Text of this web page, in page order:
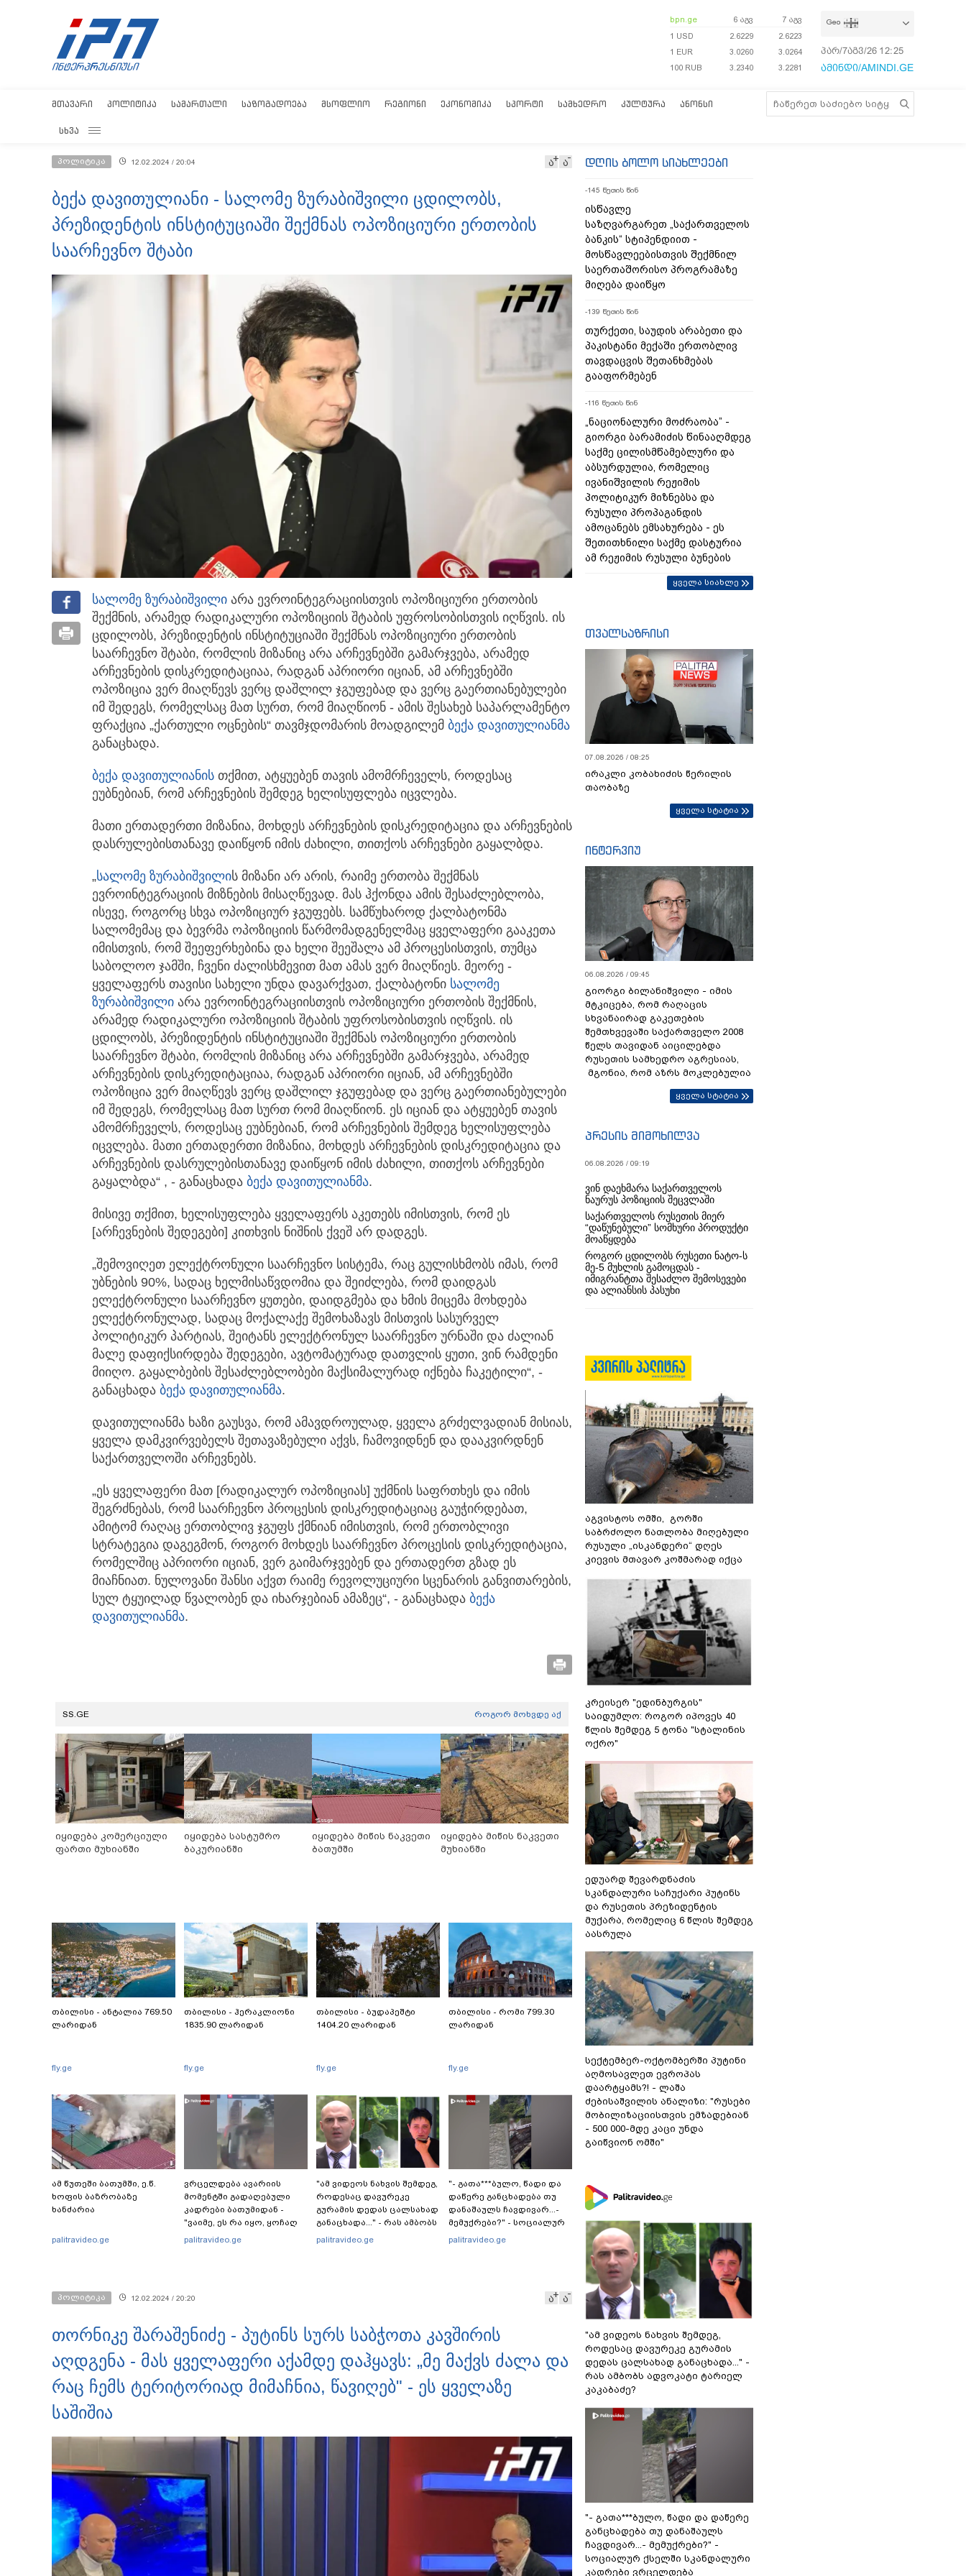
bpn.ge 6 აგვ
7 აგვ
1 USD
2.6229
2.6223
1 EUR
3.0260
3.0264
100 RUB
3.2340 3.2281
Geo
პარ/7აგვ/26 12:25:01
ამინდი/AMINDI.GE
ᲛᲗᲐᲕᲐᲠᲘ ᲞᲝᲚᲘᲢᲘᲙᲐ ᲡᲐᲛᲐᲠᲗᲐᲚᲘ ᲡᲐᲖᲝᲒᲐᲓᲝᲔᲑᲐ ᲛᲡᲝᲤᲚᲘᲝ ᲠᲔᲒᲘᲝᲜᲘ ᲔᲙᲝᲜᲝᲛᲘᲙᲐ ᲡᲞᲝᲠᲢᲘ ᲡᲐᲛᲮᲔᲓᲠᲝ ᲙᲣᲚᲢᲣᲠᲐ ᲐᲜᲝᲜᲡᲘ
ᲡᲮᲕᲐ
პოლიტიკა 12.02.2024 / 20:04 ა ა
ბექა დავითულიანი - სალომე ზურაბიშვილი ცდილობს,
პრეზიდენტის ინსტიტუციაში შექმნას ოპოზიციური ერთობის
საარჩევნო შტაბი
სალომე ზურაბიშვილი არა ევროინტეგრაციისთვის ოპოზიციური ერთობის
შექმნის, არამედ რადიკალური ოპოზიციის შტაბის უფროსობისთვის იღწვის. ის
ცდილობს, პრეზიდენტის ინსტიტუციაში შექმნას ოპოზიციური ერთობის
საარჩევნო შტაბი, რომლის მიზანიც არა არჩევნებში გამარჯვება, არამედ
არჩევნების დისკრედიტაციაა, რადგან აპრიორი იციან, ამ არჩევნებში
ოპოზიცია ვერ მიაღწევს ვერც დაშლილ ჯგუფებად და ვერც გაერთიანებულები
იმ შედეგს, რომელსაც მათ სურთ, რომ მიაღწიონ - ამის შესახებ საპარლამენტო
ფრაქცია „ქართული ოცნების“ თავმჯდომარის მოადგილემ ბექა დავითულიანმა
განაცხადა.
ბექა დავითულიანის თქმით, ატყუებენ თავის ამომრჩეველს, როდესაც
ეუბნებიან, რომ არჩევნების შემდეგ ხელისუფლება იცვლება.
მათი ერთადერთი მიზანია, მოხდეს არჩევნების დისკრედიტაცია და არჩევნების
დასრულებისთანავე დაიწყონ იმის ძახილი, თითქოს არჩევნები გაყალბდა.
„სალომე ზურაბიშვილის მიზანი არ არის, რაიმე ერთობა შექმნას
ევროინტეგრაციის მიზნების მისაღწევად. მას ჰქონდა ამის შესაძლებლობა,
ისევე, როგორც სხვა ოპოზიციურ ჯგუფებს. სამწუხაროდ ქალბატონმა
სალომემაც და ბევრმა ოპოზიციის წარმომადგენელმაც ყველაფერი გააკეთა
იმისთვის, რომ შეეფერხებინა და ხელი შეეშალა ამ პროცესისთვის, თუმცა
საბოლოო ჯამში, ჩვენი ძალისხმევით მათ ამას ვერ მიაღწიეს. მეორე -
ყველაფერს თავისი სახელი უნდა დავარქვათ, ქალბატონი სალომე
ზურაბიშვილი არა ევროინტეგრაციისთვის ოპოზიციური ერთობის შექმნის,
არამედ რადიკალური ოპოზიციის შტაბის უფროსობისთვის იღწვის. ის
ცდილობს, პრეზიდენტის ინსტიტუციაში შექმნას ოპოზიციური ერთობის
საარჩევნო შტაბი, რომლის მიზანიც არა არჩევნებში გამარჯვება, არამედ
არჩევნების დისკრედიტაციაა, რადგან აპრიორი იციან, ამ არჩევნებში
ოპოზიცია ვერ მიაღწევს ვერც დაშლილ ჯგუფებად და ვერც გაერთიანებულები
იმ შედეგს, რომელსაც მათ სურთ რომ მიაღწიონ. ეს იციან და ატყუებენ თავის
ამომრჩეველს, როდესაც ეუბნებიან, რომ არჩევნების შემდეგ ხელისუფლება
იცვლება. მათი ერთადერთი მიზანია, მოხდეს არჩევნების დისკრედიტაცია და
არჩევნების დასრულებისთანავე დაიწყონ იმის ძახილი, თითქოს არჩევნები
გაყალბდა“ , - განაცხადა ბექა დავითულიანმა.
მისივე თქმით, ხელისუფლება ყველაფერს აკეთებს იმისთვის, რომ ეს
[არჩევნების შედეგები] კითხვის ნიშნის ქვეშ არ დადგეს.
„შემოვიღეთ ელექტრონული საარჩევნო სისტემა, რაც გულისხმობს იმას, რომ
უბნების 90%, სადაც ხელმისაწვდომია და შეიძლება, რომ დაიდგას
ელექტრონული საარჩევნო ყუთები, დაიდგმება და ხმის მიცემა მოხდება
ელექტრონულად, სადაც მოქალაქე შემოხაზავს მისთვის სასურველ
პოლიტიკურ პარტიას, შეიტანს ელექტრონულ საარჩევნო ურნაში და ძალიან
მალე დაფიქსირდება შედეგები, ავტომატურად დათვლის ყუთი, ვინ რამდენი
მიიღო. გაყალბების შესაძლებლობები მაქსიმალურად იქნება ჩაკეტილი“, -
განაცხადა ბექა დავითულიანმა.
დავითულიანმა ხაზი გაუსვა, რომ ამავდროულად, ყველა გრძელვადიან მისიას,
ყველა დამკვირვებელს შეთავაზებული აქვს, ჩამოვიდნენ და დააკვირდნენ
საქართველოში არჩევნებს.
„ეს ყველაფერი მათ [რადიკალურ ოპოზიციას] უქმნის საფრთხეს და იმის
შეგრძნებას, რომ საარჩევნო პროცესის დისკრედიტაციაც გაუჭირდებათ,
ამიტომ რაღაც ერთობლივ ჯგუფს ქმნიან იმისთვის, რომ ერთობლივი
სტრატეგია დაგეგმონ, როგორ მოხდეს საარჩევნო პროცესის დისკრედიტაცია,
რომელშიც აპრიორი იციან, ვერ გაიმარჯვებენ და ერთადერთ გზად ეს
მიაჩნიათ. ნულოვანი შანსი აქვთ რაიმე რევოლუციური სცენარის განვითარების,
სულ ტყუილად წვალობენ და იხარჯებიან ამაზეც“, - განაცხადა ბექა
დავითულიანმა.
SS.GE როგორ მოხვდე აქ
იყიდება კომერციული
ფართი მუხიანში
იყიდება სასტუმრო
ბაკურიანში
იყიდება მიწის ნაკვეთი
ბათუმში
იყიდება მიწის ნაკვეთი
მუხიანში
თბილისი - ანტალია 769.50
ლარიდან
fly.ge
თბილისი - ჰერაკლიონი
1835.90 ლარიდან
fly.ge
თბილისი - ბუდაპეშტი
1404.20 ლარიდან
fly.ge
თბილისი - რომი 799.30
ლარიდან
fly.ge
ამ წუთეში ბათუმში, ე.წ.
ხოფის ბაზრობაზე
ხანძარია
palitravideo.ge
ვრცელდება ავარიის
მომენტში გადაღებული
კადრები ბათუმიდან -
"ვაიმე, ეს რა იყო, ყოჩაღ
"მარშრუტკის" მძღოლს"
palitravideo.ge
"ამ ვიდეოს ნახვის შემდეგ,
როდესაც დავურეკე
გურამის დედას ცალსახად
განაცხადა..." - რას ამბობს
ადვოკატი ტარიელ
palitravideo.ge
"- გათა***ბულო, წადი და
დაწერე განცხადება თუ
დანაშაულს ჩავდივარ...-
მემუქრები?" - სოციალურ
ქსელში სკანდალური
palitravideo.ge
პოლიტიკა 12.02.2024 / 20:20 ა ა
თორნიკე შარაშენიძე - პუტინს სურს საბჭოთა კავშირის
აღდგენა - მას ყველაფერი აქამდე დაჰყავს: „მე მაქვს ძალა და
რაც ჩემს ტერიტორიად მიმაჩნია, წავიღებ" - ეს ყველაზე
საშიშია
დღის ბოლო სიახლეები
-145 წუთის წინ
ისწავლე
საზღვარგარეთ „საქართველოს
ბანკის“ სტიპენდიით -
მოსწავლეებისთვის შექმნილ
საერთაშორისო პროგრამაზე
მიღება დაიწყო
-139 წუთის წინ
თურქეთი, საუდის არაბეთი და
პაკისტანი მექაში ერთობლივ
თავდაცვის შეთანხმებას
გააფორმებენ
-116 წუთის წინ
„ნაციონალური მოძრაობა” -
გიორგი ბარამიძის წინააღმდეგ
საქმე ცილისმწამებლური და
აბსურდულია, რომელიც
ივანიშვილის რეჟიმის
პოლიტიკურ მიზნებსა და
რუსული პროპაგანდის
ამოცანებს ემსახურება - ეს
შეთითხნილი საქმე დასტურია
ამ რეჟიმის რუსული ბუნების
ყველა სიახლე
თვალსაზრისი
07.08.2026 / 08:25
ირაკლი კობახიძის წერილის
თაობაზე
ყველა სტატია
ინტერვიუ
06.08.2026 / 09:45
გიორგი ბილანიშვილი - იმის
მტკიცება, რომ რაღაცის
სხვანაირად გაკეთების
შემთხვევაში საქართველო 2008
წელს თავიდან აიცილებდა
რუსეთის სამხედრო აგრესიას,
მგონია, რომ აზრს მოკლებულია
ყველა სტატია
პრესის მიმოხილვა
06.08.2026 / 09:19
ვინ დაეხმარა საქართველოს
ნაურუს პოზიციის შეცვლაში
საქართველოს რუსეთის მიერ
“დაწუნებული” სომხური პროდუქტი
მოაწყდება
როგორ ცდილობს რუსეთი ნატო-ს
მე-5 მუხლის გამოცდას -
იმიგრანტთა შესაძლო შემოსევები
და ალიანსის პასუხი
აგვისტოს ომში, გორში
საბრძოლო ნათლობა მიღებული
რუსული „ისკანდერი“ დღეს
კიევის მთავარ კოშმარად იქცა
კრეისერ "ედინბურგის"
საიდუმლო: როგორ იპოვეს 40
წლის შემდეგ 5 ტონა "სტალინის
ოქრო"
ედუარდ შევარდნაძის
სკანდალური საჩუქარი პუტინს
და რუსეთის პრეზიდენტის
მუქარა, რომელიც 6 წლის შემდეგ
აასრულა
სექტემბერ-ოქტომბერში პუტინი
აღმოსავლეთ ევროპას
დაარტყამს?! - ლაშა
ძებისაშვილის ანალიზი: "რუსები
მობი­ლიზაციისთვის ემზადებიან
- 500 000-მდე კაცი უნდა
გაიწვიონ ომში"
"ამ ვიდეოს ნახვის შემდეგ,
როდესაც დავურეკე გურამის
დედას ცალსახად განაცხადა..." -
რას ამბობს ადვოკატი ტარიელ
კაკაბაძე?
"- გათა***ბულო, წადი და დაწერე
განცხადება თუ დანაშაულს
ჩავდივარ...- მემუქრები?" -
სოციალურ ქსელში სკანდალური
კადრები ვრცელდება